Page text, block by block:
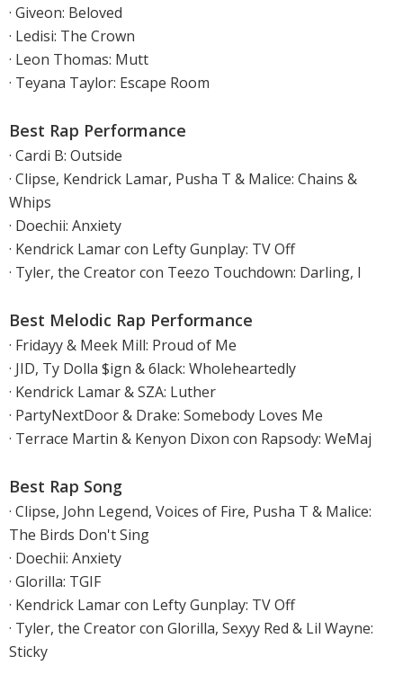
· Giveon: Beloved
· Ledisi: The Crown
· Leon Thomas: Mutt
· Teyana Taylor: Escape Room
Best Rap Performance
· Cardi B: Outside
· Clipse, Kendrick Lamar, Pusha T & Malice: Chains &
Whips
· Doechii: Anxiety
· Kendrick Lamar con Lefty Gunplay: TV Off
· Tyler, the Creator con Teezo Touchdown: Darling, I
Best Melodic Rap Performance
· Fridayy & Meek Mill: Proud of Me
· JID, Ty Dolla $ign & 6lack: Wholeheartedly
· Kendrick Lamar & SZA: Luther
· PartyNextDoor & Drake: Somebody Loves Me
· Terrace Martin & Kenyon Dixon con Rapsody: WeMaj
Best Rap Song
· Clipse, John Legend, Voices of Fire, Pusha T & Malice:
The Birds Don't Sing
· Doechii: Anxiety
· Glorilla: TGIF
· Kendrick Lamar con Lefty Gunplay: TV Off
· Tyler, the Creator con Glorilla, Sexyy Red & Lil Wayne:
Sticky